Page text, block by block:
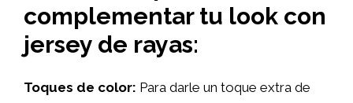
complementar tu look con
jersey de rayas:
Toques de color: Para darle un toque extra de